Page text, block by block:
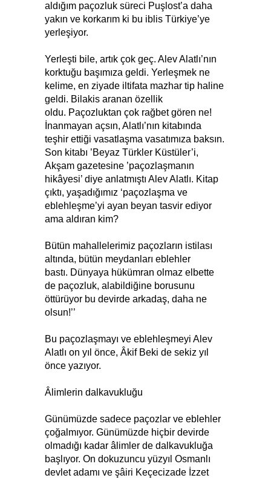
aldığım paçozluk süreci Puşlost’a daha
yakın ve korkarım ki bu iblis Türkiye’ye
yerleşiyor.
Yerleşti bile, artık çok geç. Alev Alatlı’nın
korktuğu başımıza geldi. Yerleşmek ne
kelime, en ziyade iltifata mazhar tip haline
geldi. Bilakis aranan özellik
oldu. Paçozluktan çok rağbet gören ne!
İnanmayan açsın, Alatlı’nın kitabında
teşhir ettiği vasatlaşma vasatımıza baksın.
Son kitabı ’Beyaz Türkler Küstüler’i,
Akşam gazetesine ’paçozlaşmanın
hikâyesi’ diye anlatmıştı Alev Alatlı. Kitap
çıktı, yaşadığımız ‘paçozlaşma ve
eblehleşme’yi ayan beyan tasvir ediyor
ama aldıran kim?
Bütün mahallelerimiz paçozların istilası
altında, bütün meydanları eblehler
bastı. Dünyaya hükümran olmaz elbette
de paçozluk, alabildiğine borusunu
öttürüyor bu devirde arkadaş, daha ne
olsun!’’
Bu paçozlaşmayı ve eblehleşmeyi Alev
Alatlı on yıl önce, Âkif Beki de sekiz yıl
önce yazıyor.
Âlimlerin dalkavukluğu
Günümüzde sadece paçozlar ve eblehler
çoğalmıyor. Günümüzde hiçbir devirde
olmadığı kadar âlimler de dalkavukluğa
başlıyor. On dokuzuncu yüzyıl Osmanlı
devlet adamı ve şâiri Keçecizade İzzet